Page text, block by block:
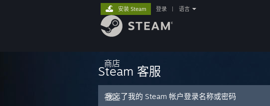
商店
社区
安装 Steam 登录 语言
Steam 客服
我忘了我的 Steam 帐户登录名称或密码